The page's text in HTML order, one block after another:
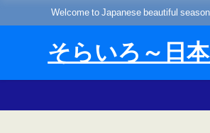
Welcome to Japanese beautiful
そらいろ～日